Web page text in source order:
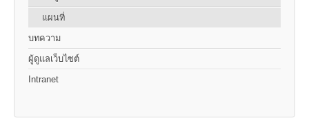
แผนที่
บทความ
ผู้ดูแลเว็บไซต์
Intranet